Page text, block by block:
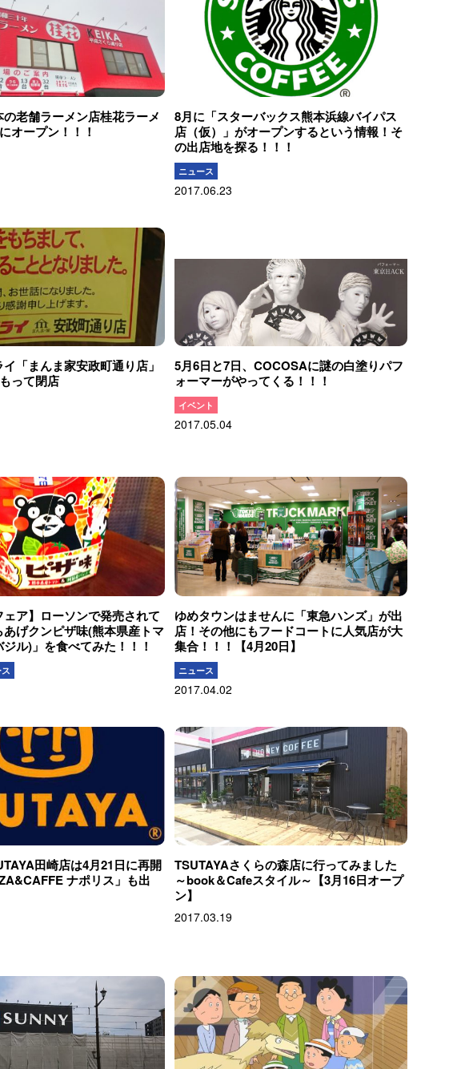
の老舗ラーメン店桂花ラーメ
オープン！！！
8月に「スターバックス熊本浜線バイパス
店（仮）」がオープンするという情報！そ
の出店地を探る！！！
ニュース
2017.06.23
「まんま家安政町通り店」
って閉店
5月6日と7日、COCOSAに謎の白塗りパフ
ォーマーがやってくる！！！
イベント
2017.05.04
ェア】ローソンで発売されて
あげクンピザ味(熊本県産トマ
ジル)」を食べてみた！！！
ゆめタウンはませんに「東急ハンズ」が出
店！その他にもフードコートに人気店が大
集合！！！【4月20日】
ニュース
2017.04.02
田崎店は4月21日に再開
ナポリス」も出
TSUTAYAさくらの森店に行ってみました
～book＆Cafeスタイル～【3月16日オープ
ン】
2017.03.19